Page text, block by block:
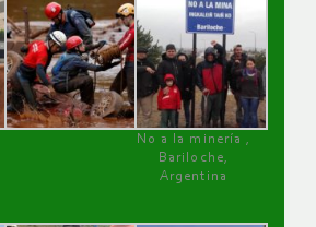
No a la minería ,
Bariloche,
Argentina